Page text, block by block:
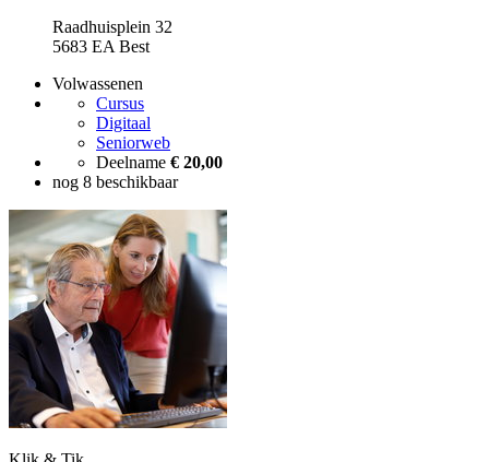
Raadhuisplein 32
5683 EA Best
Volwassenen
Cursus
Digitaal
Seniorweb
Deelname € 20,00
nog 8 beschikbaar